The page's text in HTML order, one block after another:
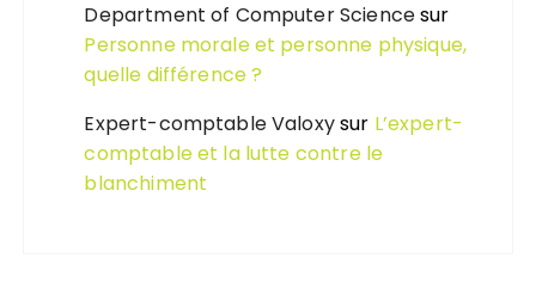
Department of Computer Sciencesur
Personne morale et personne physique,
quelle différence ?
Expert-comptable Valoxysur L’expert-
comptable et la lutte contre le
blanchiment